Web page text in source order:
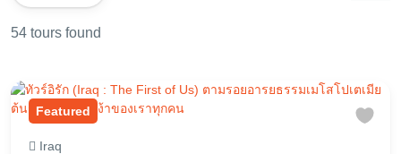
54 tours found
Featured
Iraq